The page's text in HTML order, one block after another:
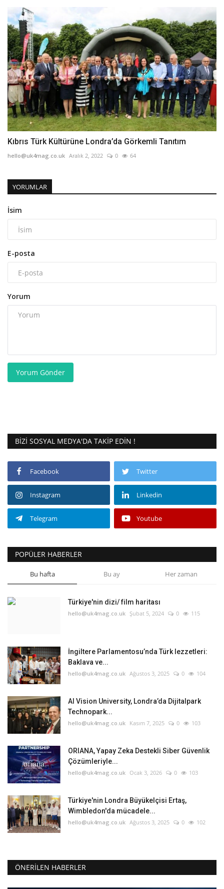
Kıbrıs Türk Kültürüne Londra’da Görkemli Tanıtım
hello@uk4mag.co.uk Aralık 2, 2022 0 64
YORUMLAR
İsim
E-posta
Yorum
Yorum Gönder
BIZI SOSYAL MEDYA'DA TAKIP EDIN !
Facebook Twitter
Instagram Linkedin
Telegram Youtube
POPÜLER HABERLER
Bu hafta Bu ay Her zaman
Türkiye'nin dizi/ film haritası
hello@uk4mag.co.uk Şubat 5, 2024 0 115
İngiltere Parlamentosu’nda Türk lezzetleri:
Baklava ve...
hello@uk4mag.co.uk Ağustos 3, 2025 0 104
AI Vision University, Londra’da Dijitalpark
Technopark...
hello@uk4mag.co.uk Kasım 7, 2025 0 103
ORIANA, Yapay Zeka Destekli Siber Güvenlik
Çözümleriyle...
hello@uk4mag.co.uk Ocak 3, 2026 0 103
Türkiye'nin Londra Büyükelçisi Ertaş,
Wimbledon'da mücadele...
hello@uk4mag.co.uk Ağustos 3, 2025 0 102
ÖNERILEN HABERLER